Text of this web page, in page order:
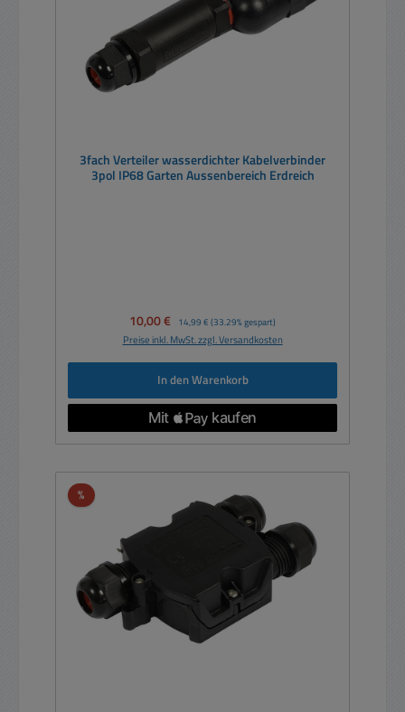
3fach Verteiler wasserdichter Kabelverbinder
3pol IP68 Garten Aussenbereich Erdreich
Verkaufspreis:
10,00 € Regulärer Preis:
14,99 € (33.29% gespart)
Preise inkl. MwSt. zzgl. Versandkosten
In den Warenkorb
%Rabatt